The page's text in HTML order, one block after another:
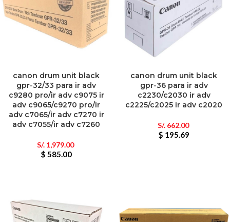
canon drum unit black
gpr-32/33 para ir adv
c9280 pro/ir adv c9075 ir
adv c9065/c9270 pro/ir
adv c7065/ir adv c7270 ir
adv c7055/ir adv c7260
S/. 1,979.00
$ 585.00
canon drum unit black
gpr-36 para ir adv
c2230/c2030 ir adv
c2225/c2025 ir adv c2020
S/.662.00
$ 195.69